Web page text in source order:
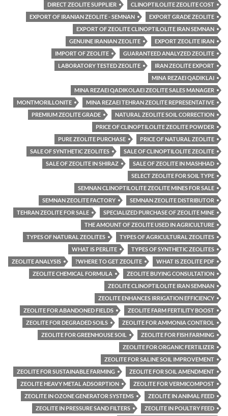
CLINOPTILOLITE ZEOLITE COST
DIRECT ZEOLITE SUPPLIER
EXPORT GRADE ZEOLITE
EXPORT OF IRANIAN ZEOLITE - SEMNAN
EXPORT OF ZEOLITE CLINOPTILOLITE IRAN SEMNAN
EXPORT ZEOLITE IRAN
GENUINE IRANIAN ZEOLITE
GUARANTEED ANALYZED ZEOLITE
IMPORT OF ZEOLITE
IRAN ZEOLITE EXPORT
LABORATORY TESTED ZEOLITE
MINA REZAEI QADIKLAI
MINA REZAEI QADIKOLAEI ZEOLITE SALES MANAGER
MINA REZAEI TEHRAN ZEOLITE REPRESENTATIVE
MONTMORILLONITE
NATURAL ZEOLITE SOIL CORRECTION
PREMIUM ZEOLITE GRADE
PRICE OF CLINOPTILOLITE ZEOLITE POWDER
PRICE OF NATURAL ZEOLITE
PURE ZEOLITE PURCHASE
SALE OF CLINOPTILOLITE ZEOLITE
SALE OF SYNTHETIC ZEOLITES
SALE OF ZEOLITE IN MASHHAD
SALE OF ZEOLITE IN SHIRAZ
SELECT ZEOLITE FOR SOIL TYPE
SEMNAN CLINOPTILOLITE ZEOLITE MINES FOR SALE
SEMNAN ZEOLITE DISTRIBUTOR
SEMNAN ZEOLITE FACTORY
SPECIALIZED PURCHASE OF ZEOLITE MINE
TEHRAN ZEOLITE FOR SALE
THE AMOUNT OF ZEOLITE USED IN AGRICULTURE
TYPES OF AGRICULTURAL ZEOLITES
TYPES OF NATURAL ZEOLITES
TYPES OF SYNTHETIC ZEOLITES
WHAT IS PERLITE
WHAT IS ZEOLITE PDF
WHERE TO GET ZEOLITE?
ZEOLITE ANALYSIS
ZEOLITE BUYING CONSULTATION
ZEOLITE CHEMICAL FORMULA
ZEOLITE CLINOPTILOLITE IRAN SEMNAN
ZEOLITE ENHANCES IRRIGATION EFFICIENCY
ZEOLITE FARM FERTILITY BOOST
ZEOLITE FOR ABANDONED FIELDS
ZEOLITE FOR AMMONIA CONTROL
ZEOLITE FOR DEGRADED SOILS
ZEOLITE FOR FISH FARMING
ZEOLITE FOR GREENHOUSE SOIL
ZEOLITE FOR ORGANIC FERTILIZER
ZEOLITE FOR SALINE SOIL IMPROVEMENT
ZEOLITE FOR SOIL AMENDMENT
ZEOLITE FOR SUSTAINABLE FARMING
ZEOLITE FOR VERMICOMPOST
ZEOLITE HEAVY METAL ADSORPTION
ZEOLITE IN ANIMAL FEED
ZEOLITE IN OZONE GENERATOR SYSTEMS
ZEOLITE IN POULTRY FEED
ZEOLITE IN PRESSURE SAND FILTERS